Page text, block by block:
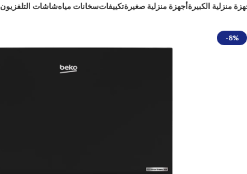
منزلية الكبيرةأجهزة منزلية صغيرةتكييفاتسخانات مياهشاشات التلفزيون
-8%